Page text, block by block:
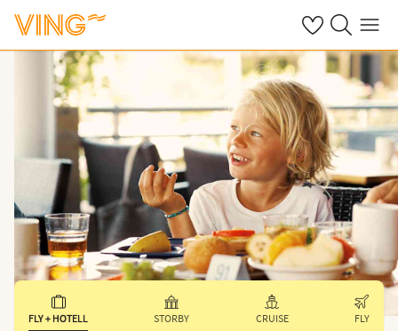
Se dine sparte
Søk påMeny
FLY + HOTELL STORBY CRUISE FLY